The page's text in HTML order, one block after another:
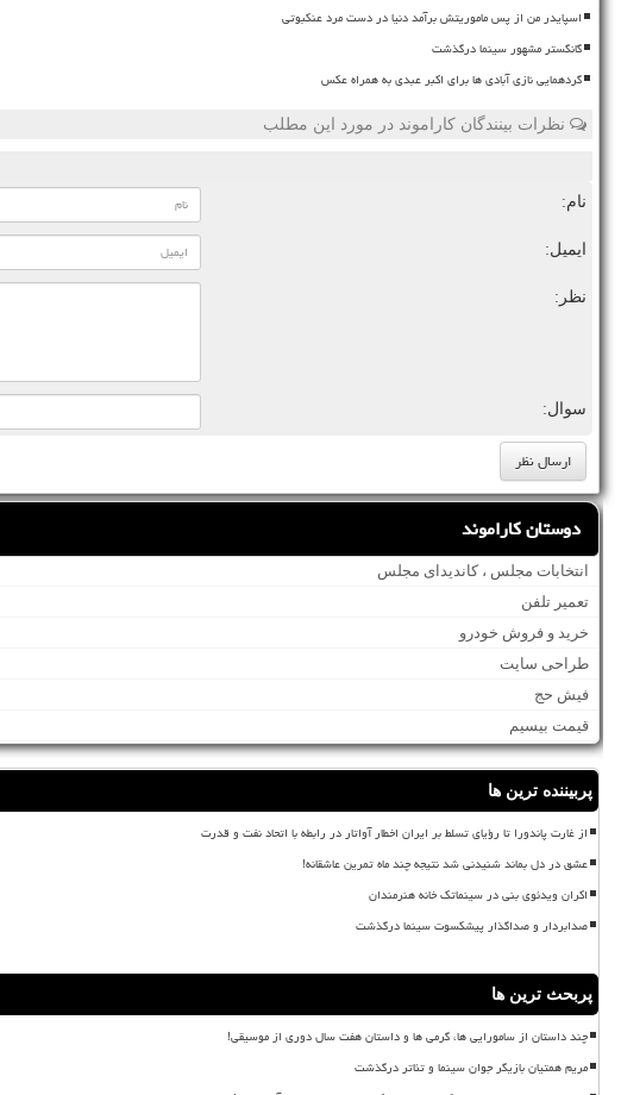
اسپایدر من از پس ماموریتش برآمد دنیا در دست مرد عنکبوتی
گانگستر مشهور سینما درگذشت
گردهمایی نازی آبادی ها برای اکبر عبدی به همراه عکس
نظرات بینندگان کاراموند در مورد این مطلب
نام:
ایمیل:
نظر:
سوال:
دوستان کاراموند
انتخابات مجلس ، کاندیدای مجلس
تعمیر تلفن
خرید و فروش خودرو
طراحی سایت
فیش حج
قیمت بیسیم
پربیننده ترین ها
از غارت پاندورا تا رؤیای تسلط بر ایران اخطار آواتار در رابطه با اتحاد نفت و قدرت
عشق در دل بماند شنیدنی شد نتیجه چند ماه تمرین عاشقانه!
اکران ویدئوی بنی در سینماتک خانه هنرمندان
صدابردار و صداگذار پیشکسوت سینما درگذشت
پربحث ترین ها
چند داستان از سامورایی ها، گرمی ها و داستان هفت سال دوری از موسیقی!
مریم همتیان بازیگر جوان سینما و تئاتر درگذشت